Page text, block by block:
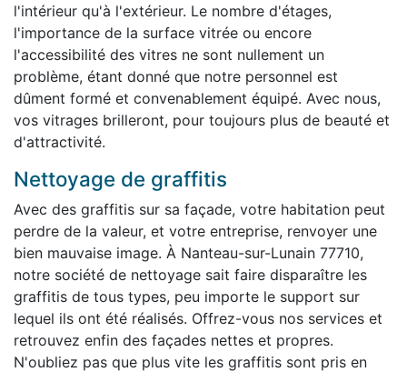
l'intérieur qu'à l'extérieur. Le nombre d'étages,
l'importance de la surface vitrée ou encore
l'accessibilité des vitres ne sont nullement un
problème, étant donné que notre personnel est
dûment formé et convenablement équipé. Avec nous,
vos vitrages brilleront, pour toujours plus de beauté et
d'attractivité.
Nettoyage de graffitis
Avec des graffitis sur sa façade, votre habitation peut
perdre de la valeur, et votre entreprise, renvoyer une
bien mauvaise image. À Nanteau-sur-Lunain 77710,
notre société de nettoyage sait faire disparaître les
graffitis de tous types, peu importe le support sur
lequel ils ont été réalisés. Offrez-vous nos services et
retrouvez enfin des façades nettes et propres.
N'oubliez pas que plus vite les graffitis sont pris en